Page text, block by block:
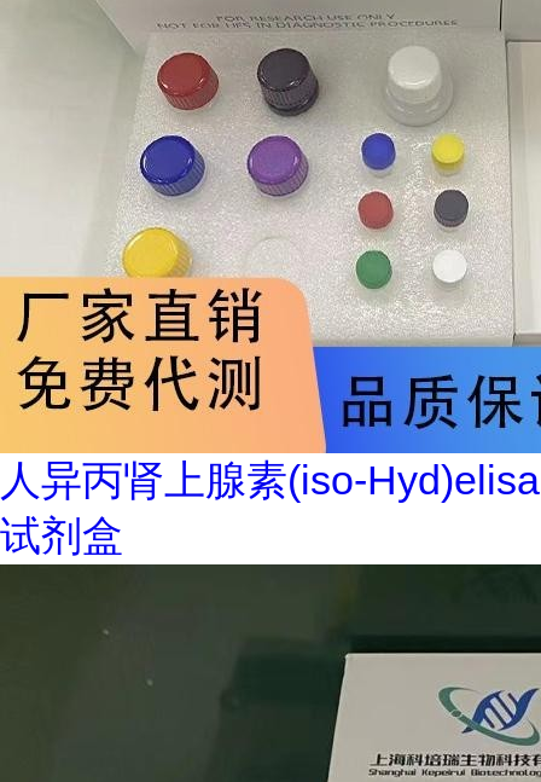
人异丙肾上腺素(iso-Hyd)elisa
试剂盒